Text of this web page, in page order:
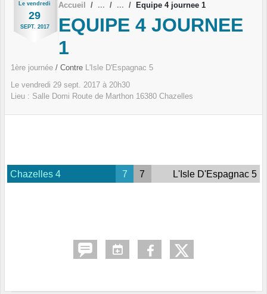
Le vendredi
29
SEPT. 2017
Accueil Equipe 4 journee 1
EQUIPE 4 JOURNEE
1
1ère journée / Contre L'Isle D'Espagnac 5
Le vendredi 29 sept. 2017 à 20h30
Lieu : Salle Domi Route de Marthon 16380 Chazelles
Chazelles 4 7 7 L'Isle D'Espagnac 5